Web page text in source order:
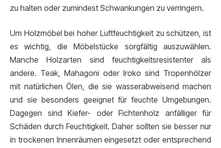
zu halten oder zumindest Schwankungen zu verringern.
Um Holzmöbel bei hoher Luftfeuchtigkeit zu schützen, ist
es wichtig, die Möbelstücke sorgfältig auszuwählen.
Manche Holzarten sind feuchtigkeitsresistenter als
andere. Teak, Mahagoni oder Iroko sind Tropenhölzer
mit natürlichen Ölen, die sie wasserabweisend machen
und sie besonders geeignet für feuchte Umgebungen.
Dagegen sind Kiefer- oder Fichtenholz anfälliger für
Schäden durch Feuchtigkeit. Daher sollten sie besser nur
in trockenen Innenräumen eingesetzt oder entsprechend